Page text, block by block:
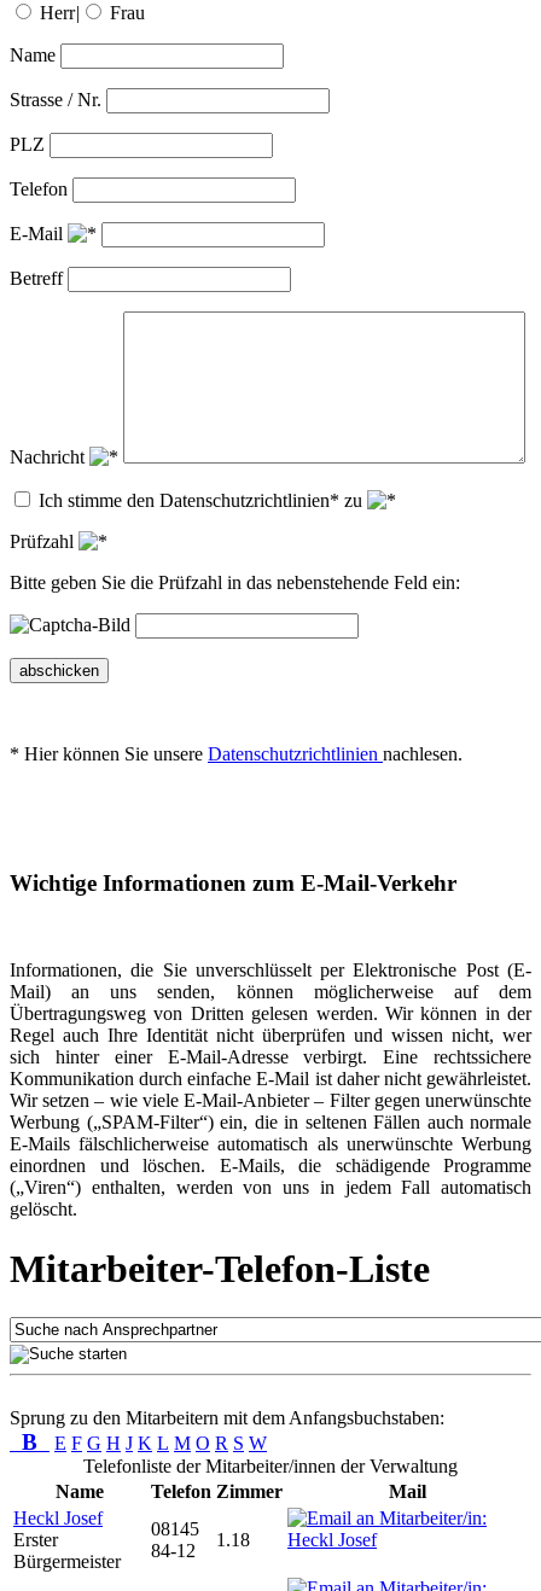
Herr| Frau
Name
Strasse / Nr.
PLZ
Telefon
E-Mail
Betreff
Nachricht
Ich stimme den Datenschutzrichtlinien* zu
Prüfzahl
Bitte geben Sie die Prüfzahl in das nebenstehende Feld ein:
abschicken
* Hier können Sie unsere Datenschutzrichtlinien nachlesen.
Wichtige Informationen zum E-Mail-Verkehr
Informationen, die Sie unverschlüsselt per Elektronische Post (E-
Mail) an uns senden, können möglicherweise auf dem
Übertragungsweg von Dritten gelesen werden. Wir können in der
Regel auch Ihre Identität nicht überprüfen und wissen nicht, wer
sich hinter einer E-Mail-Adresse verbirgt. Eine rechtssichere
Kommunikation durch einfache E-Mail ist daher nicht gewährleistet.
Wir setzen – wie viele E-Mail-Anbieter – Filter gegen unerwünschte
Werbung („SPAM-Filter“) ein, die in seltenen Fällen auch normale
E-Mails fälschlicherweise automatisch als unerwünschte Werbung
einordnen und löschen. E-Mails, die schädigende Programme
(„Viren“) enthalten, werden von uns in jedem Fall automatisch
gelöscht.
Mitarbeiter-Telefon-Liste
Sprung zu den Mitarbeitern mit dem Anfangsbuchstaben:
B E F G H J K L M O R S W
Telefonliste der Mitarbeiter/innen der Verwaltung
Name
Telefon Zimmer
Mail
Heckl Josef
Erster
Bürgermeister
08145
84-12
1.18